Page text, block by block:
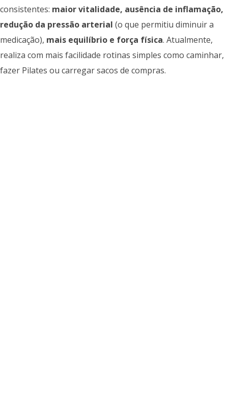
consistentes: maior vitalidade, ausência de inflamação,
redução da pressão arterial (o que permitiu diminuir a
medicação), mais equilíbrio e força física. Atualmente,
realiza com mais facilidade rotinas simples como caminhar,
fazer Pilates ou carregar sacos de compras.